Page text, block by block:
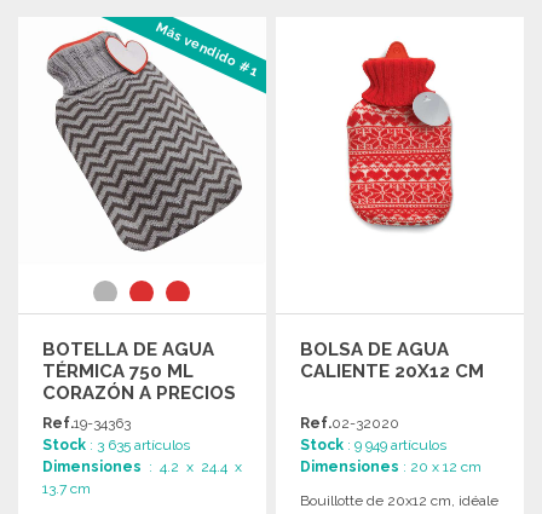
Más vendido #1
BOTELLA DE AGUA
TÉRMICA 750 ML
CORAZÓN A PRECIOS
DE MAYORISTA
Ref.19-34363
Stock : 3 635 artículos
Dimensiones : 4.2 x 24.4 x
13.7 cm
BOLSA DE AGUA
CALIENTE 20X12 CM
Ref.02-32020
Stock : 9 949 artículos
Dimensiones : 20 x 12 cm
Bouillotte de 20x12 cm, idéale